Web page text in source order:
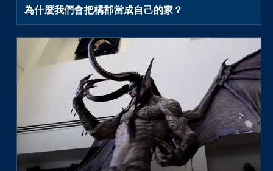
為什麼我們會把橘郡當成自己的家？